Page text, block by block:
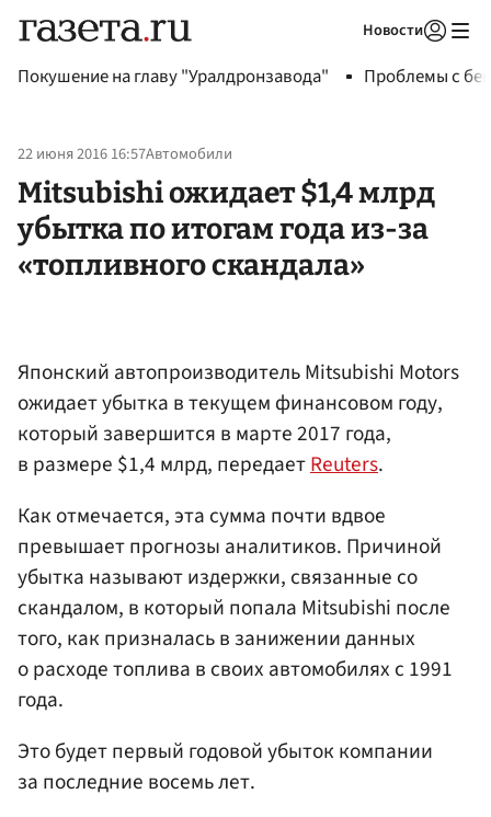
Новости
Покушение на главу "Уралдронзавода" Проблемы с
22 июня 2016 16:57Автомобили
Mitsubishi ожидает $1,4 млрд
убытка по итогам года из-за
«топливного скандала»
Японский автопроизводитель Mitsubishi Motors
ожидает убытка в текущем финансовом году,
который завершится в марте 2017 года,
в размере $1,4 млрд, передаетReuters.
Как отмечается, эта сумма почти вдвое
превышает прогнозы аналитиков. Причиной
убытка называют издержки, связанные со
скандалом, в который попала Mitsubishi после
того, как призналась в занижении данных
о расходе топлива в своих автомобилях с 1991
года.
Это будет первый годовой убыток компании
за последние восемь лет.